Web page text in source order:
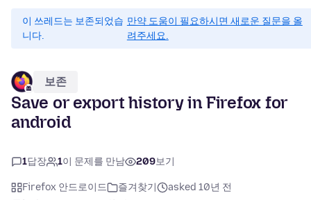
이 쓰레드는 보존되었습
니다.
만약 도움이 필요하시면 새로운 질문을 올
려주세요.
보존
Save or export history in Firefox for
android
1답장 1이 문제를 만남 209보기
Firefox 안드로이드 즐겨찾기
asked 10년 전